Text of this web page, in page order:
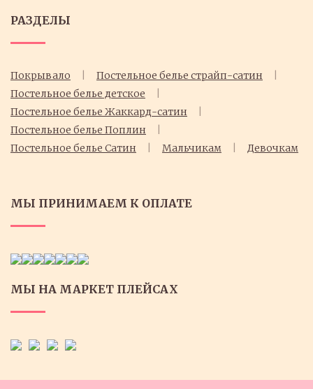
РАЗДЕЛЫ
Покрывало
Постельное белье страйп-сатин
Постельное белье детское
Постельное белье Жаккард-сатин
Постельное белье Поплин
Постельное белье Cатин
Мальчикам Девочкам
МЫ ПРИНИМАЕМ К ОПЛАТЕ
МЫ НА МАРКЕТ ПЛЕЙСАХ